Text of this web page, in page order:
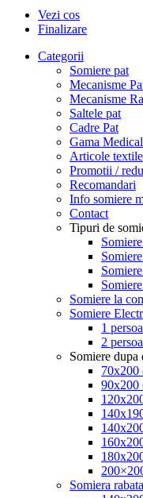
Vezi cos
Finalizare
Categorii
Somiere pat
Mecanisme
Mecanisme
Saltele pat
Cadre Pat
Gama
Articole textile
Promotii /
Recomandari
Info somiere
Contact
Tipuri de
Somiere la
Somiere
1
2
Somiere dupa
70x200
90x200
Somiera